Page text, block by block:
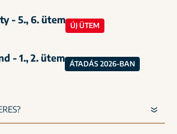
- 5., 6. ütem ÚJ ÜTEM
- 1., 2. ütem ÁTADÁS 2026-BAN